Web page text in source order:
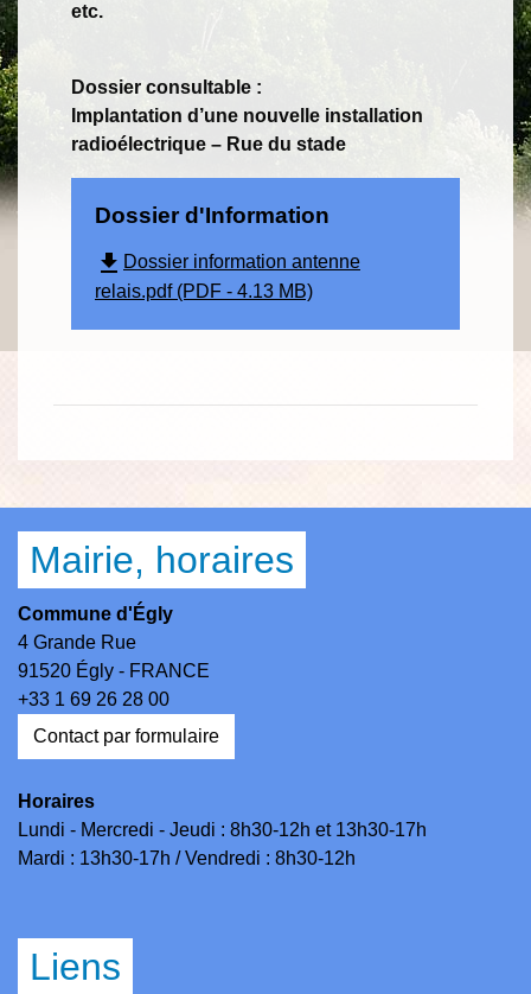
etc.
Dossier consultable :
Implantation d’une nouvelle installation
radioélectrique – Rue du stade
Dossier d'Information
file_download Dossier information antenne
relais.pdf (PDF - 4.13 MB)
Mairie, horaires
Commune d'Égly
4 Grande Rue
91520 Égly - FRANCE
+33 1 69 26 28 00
Contact par formulaire
Horaires
Lundi - Mercredi - Jeudi : 8h30-12h et 13h30-17h
Mardi : 13h30-17h / Vendredi : 8h30-12h
Liens